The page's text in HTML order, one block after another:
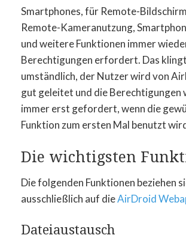
Smartphones, für Remote-
Remote-Kameranutzung,
und weitere Funktionen immer
Berechtigungen erfordert. Das
umständlich, der Nutzer wird von
gut geleitet und die Berechtigungen
immer erst gefordert, wenn die
Funktion zum ersten Mal benutzt
Die wichtigsten
Die folgenden Funktionen beziehen
ausschließlich auf dieAirDroid
Dateiaustausch